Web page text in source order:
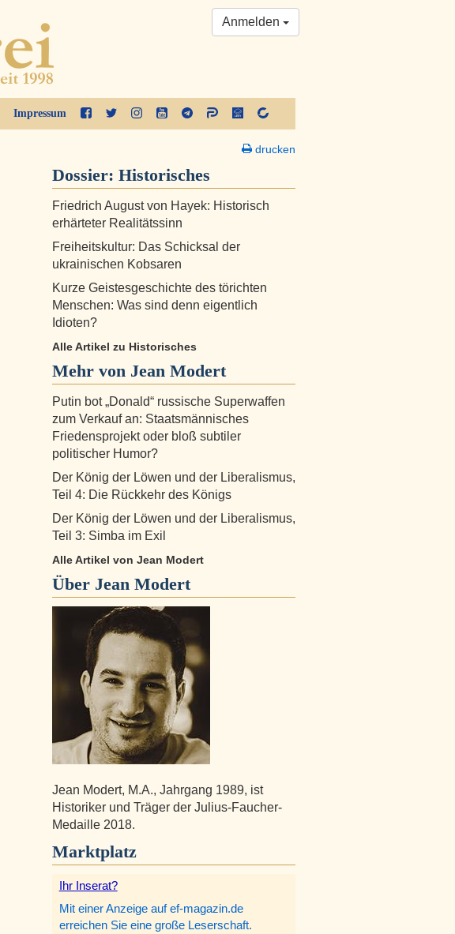
Impressum
Anmelden
drucken
Dossier: Historisches
Friedrich August von Hayek: Historisch
erhärteter Realitätssinn
Freiheitskultur: Das Schicksal der
ukrainischen Kobsaren
Kurze Geistesgeschichte des törichten
Menschen: Was sind denn eigentlich
Idioten?
Alle Artikel zu Historisches
Mehr von Jean Modert
Putin bot „Donald“ russische Superwaffen
zum Verkauf an: Staatsmännisches
Friedensprojekt oder bloß subtiler
politischer Humor?
Der König der Löwen und der Liberalismus,
Teil 4: Die Rückkehr des Königs
Der König der Löwen und der Liberalismus,
Teil 3: Simba im Exil
Alle Artikel von Jean Modert
Über Jean Modert
Jean Modert, M.A., Jahrgang 1989, ist
Historiker und Träger der Julius-Faucher-
Medaille 2018.
Marktplatz
Ihr Inserat?
Mit einer Anzeige auf ef-magazin.de
erreichen Sie eine große Leserschaft.